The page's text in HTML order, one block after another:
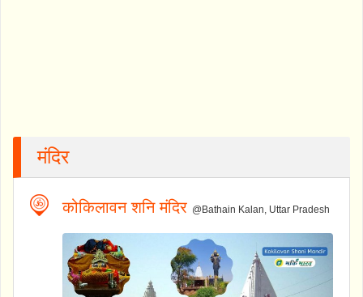
मंदिर
कोकिलावन शनि मंदिर @Bathain Kalan, Uttar Pradesh